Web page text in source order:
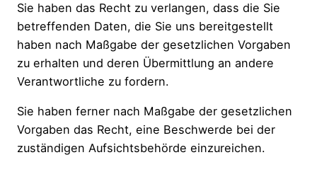
Sie haben das Recht zu verlangen, dass die Sie
betreffenden Daten, die Sie uns bereitgestellt
haben nach Maßgabe der gesetzlichen Vorgaben
zu erhalten und deren Übermittlung an andere
Verantwortliche zu fordern.
Sie haben ferner nach Maßgabe der gesetzlichen
Vorgaben das Recht, eine Beschwerde bei der
zuständigen Aufsichtsbehörde einzureichen.